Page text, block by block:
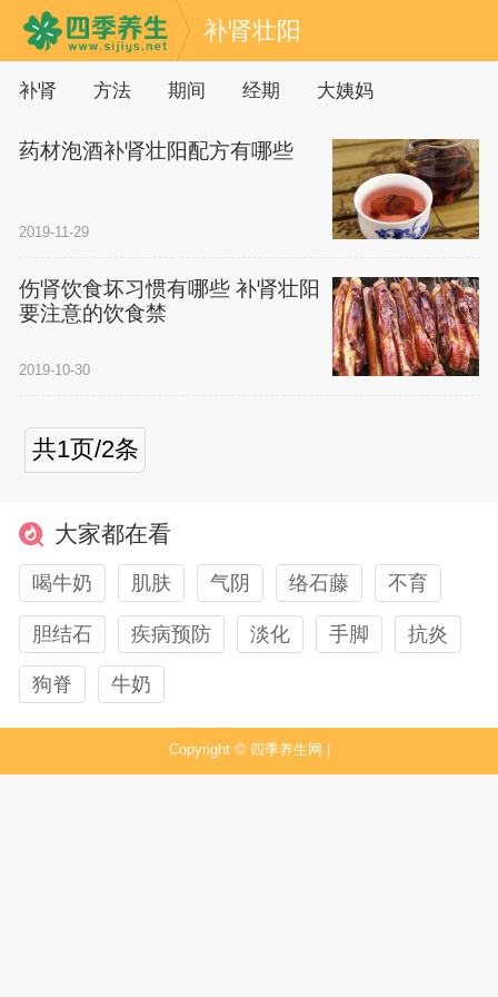
补肾壮阳
补肾 方法 期间 经期 大姨妈
药材泡酒补肾壮阳配方有哪些
2019-11-29
伤肾饮食坏习惯有哪些 补肾壮阳
要注意的饮食禁
2019-10-30
共1页/2条
大家都在看
喝牛奶 肌肤 气阴 络石藤 不育
胆结石 疾病预防 淡化 手脚 抗炎
狗脊 牛奶
Copyright © 四季养生网